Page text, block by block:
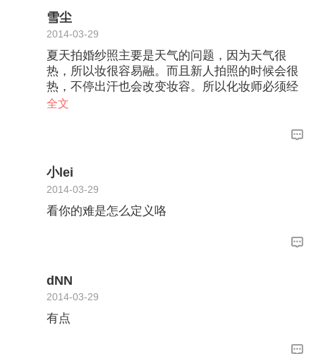
人一热的时候容易身体感觉乏力，会比较急躁，
那样会影响到拍摄的心情，从而会影响到拍摄出
漂亮片片的效果了。
雪尘
2014-03-29
夏天拍婚纱照主要是天气的问题，因为天气很
热，所以妆很容易融。而且新人拍照的时候会很
热，不停出汗也会改变妆容。所以化妆师必须经
常补妆。还有就是新人穿婚纱和西装拍照因为太
全文
小lei
2014-03-29
看你的难是怎么定义咯
dNN
2014-03-29
有点